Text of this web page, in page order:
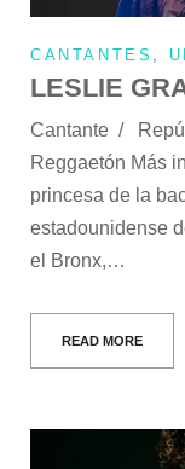
CANTANTES
LESLIE
Cantante /
Reggaetón Más
princesa de la
estadounidense
el Bronx,…
READ MORE